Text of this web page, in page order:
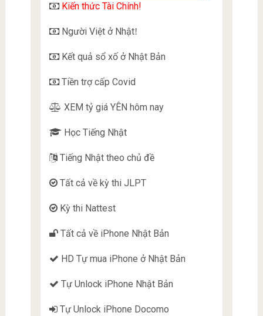
Kiến thức Tài Chính!
Người Việt ở Nhật!
Kết quả sổ xố ở Nhật Bản
Tiền trợ cấp Covid
XEM tỷ giá YÊN hôm nay
Học Tiếng Nhật
Tiếng Nhật theo chủ đề
Tất cả về kỳ thi JLPT
Kỳ thi Nattest
Tất cả về iPhone Nhật Bản
HD Tự mua iPhone ở Nhật Bản
Tự Unlock iPhone Nhật Bản
Tự Unlock iPhone Docomo